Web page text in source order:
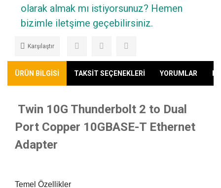
olarak almak mı istiyorsunuz? Hemen
bizimle iletşime geçebilirsiniz.
Karşılaştır
ÜRÜN BİLGİSİ TAKSİT SEÇENEKLERİ YORUMLAR
Twin 10G Thunderbolt 2 to Dual
Port Copper 10GBASE-T Ethernet
Adapter
Temel Özellikler